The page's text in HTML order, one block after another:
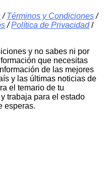
/Términos y Condiciones/
/Política de Privacidad /
y no sabes ni por
que necesitas
de las mejores
y las últimas noticias de
el temario de tu
trabaja para el estado
esperas.